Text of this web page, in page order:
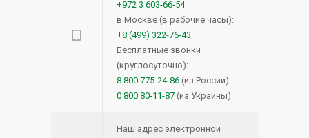
Прием кроверазжижающих
препаратов возможен и перед
операцией — новое исследование
Лимфома кожи: что нужно знать?
+972 3 603-66-54
в Москве (в рабочие часы):
+8 (499) 322-76-43
Бесплатные звонки
(круглосуточно):
8 800 775-24-86 (из России)
0 800 80-11-87 (из Украины)
Наш адрес электронной